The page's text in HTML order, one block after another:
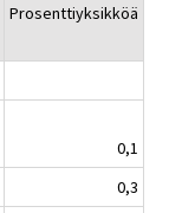
Prosenttiyksikköä
0,1
0,3